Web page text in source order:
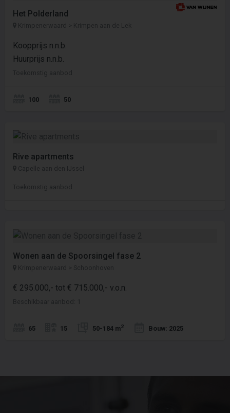
Het Polderland
Krimpenerwaard > Krimpen aan de Lek
Koopprijs n.n.b.
Huurprijs n.n.b.
Toekomstig aanbod
100 50
Rive apartments
Capelle aan den IJssel
Toekomstig aanbod
Wonen aan de Spoorsingel fase 2
Krimpenerwaard > Schoonhoven
€ 295.000,- tot € 715.000,- v.o.n.
Beschikbaar aanbod: 1
65 15 50-184 m2 Bouw: 2025